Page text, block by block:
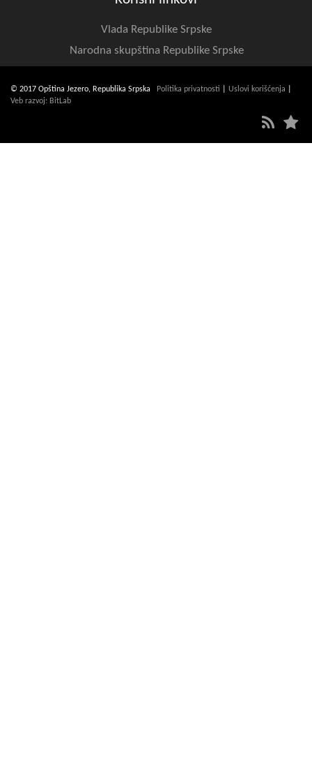
Vlada Republike Srpske
Narodna skupština Republike Srpske
© 2017 Opština Jezero, Republika Srpska Politika privatnosti Uslovi korišćenja
Veb razvoj: BitLab